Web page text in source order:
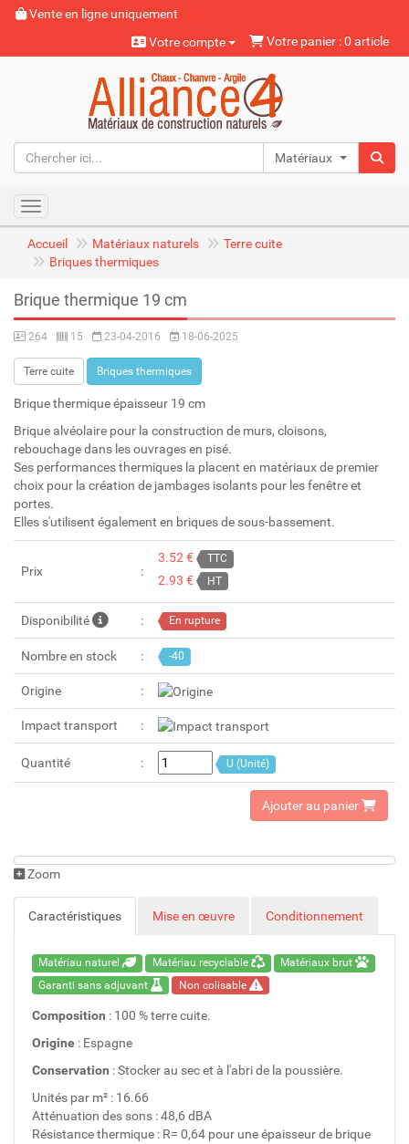
Vente en ligne uniquement
Votre compte
Votre panier : 0 article
Matériaux naturels
Toggle navigation
Accueil Matériaux naturels
Terre cuite
Briques thermiques
Brique thermique 19 cm
264 15 23-04-2016 18-06-2025
Terre cuite Briques thermiques
Brique thermique épaisseur 19 cm
Brique alvéolaire pour la construction de murs, cloisons,
rebouchage dans les ouvrages en pisé.
Ses performances thermiques la placent en matériaux de premier
choix pour la création de jambages isolants pour les fenêtre et
portes.
Elles s'utilisent également en briques de sous-bassement.
Prix
3.52 € TTC
2.93 € HT
Disponibilité En rupture
Nombre en stock -40
Origine
Impact transport
Quantité U (Unité)
Ajouter au panier
Zoom
Caractéristiques Mise en œuvre Conditionnement
Matériau naturel Matériau recyclable
Matériaux brut
Garanti sans adjuvant
Non colisable
Composition : 100 % terre cuite.
Origine : Espagne
Conservation : Stocker au sec et à l'abri de la poussière.
Unités par m² : 16.66
Atténuation des sons : 48,6 dBA
Résistance thermique : R= 0,64 pour une épaisseur de brique